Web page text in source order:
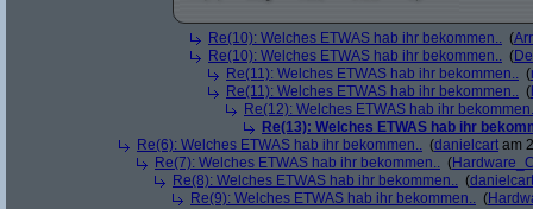
Re(10): Welches ETWAS hab ihr bekommen.. (
Re(10): Welches ETWAS hab ihr bekommen.. (
Re(11): Welches ETWAS hab ihr bekommen.. (
Re(11): Welches ETWAS hab ihr bekommen.. (
Re(12): Welches ETWAS hab ihr
Re(13): Welches ETWAS hab ihr
Re(6): Welches ETWAS hab ihr bekommen.. (danielcart am
Re(7): Welches ETWAS hab ihr bekommen.. (
Re(8): Welches ETWAS hab ihr bekommen.. (danielcart
Re(9): Welches ETWAS hab ihr bekommen.. (